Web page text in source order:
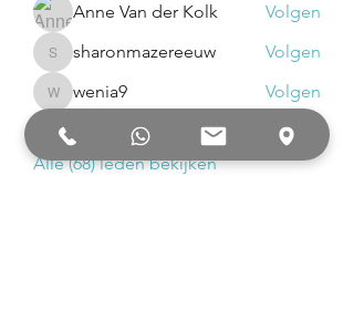
Anne Van der Kolk
Volgen
sharonmazereeuw
sharonmazereeuw Volgen
wenia9wenia9 Volgen
Diana Snellebrand-Zeegers
Volgen
Alle (68) leden bekijken